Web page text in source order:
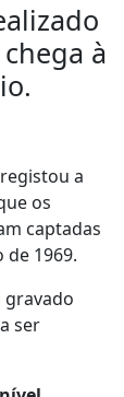
à
a
os
captadas
1969.
gravado
ser